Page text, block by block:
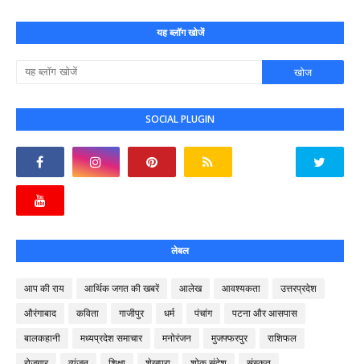
यह ब्लॉग खोजें
SOCIAL PLUGIN
लेबल
आप की राय आर्थिक जगत की खबरें आलेख आवश्यकता
उत्तरप्रदेश
औरंगाबाद
कविता गाजीपुर धर्म पंचांग
पटना और आसपास
बालकहानी
मध्यप्रदेश समाचार मनोरंजन मुजफ्फरपुर
राशिफल